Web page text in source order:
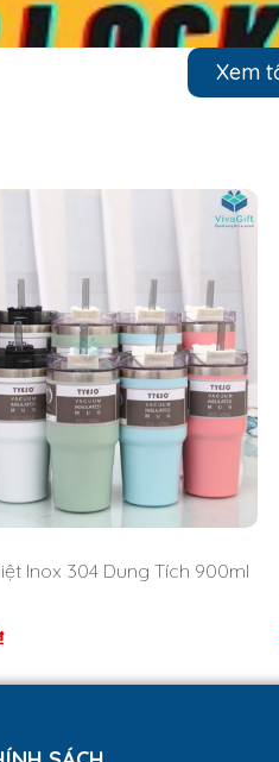
của bình.
Xem
Inox 304 Dung Tích 900ml